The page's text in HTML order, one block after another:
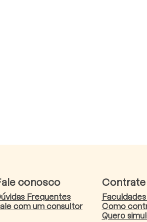
conosco
Frequentes
com um consultor
Como
Quero